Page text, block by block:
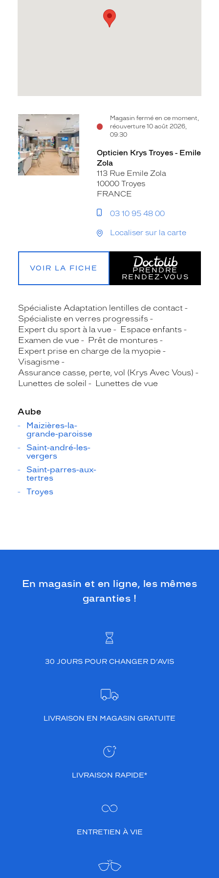
Magasin fermé en ce moment,
réouverture 10 août 2026,
09:30
Voir
la
fiche
Opticien Krys Troyes - Emile
Zola
113 Rue Emile Zola
10000 Troyes
FRANCE
03 10 95 48 00
Localiser sur la carte
VOIR LA FICHE
PRENDRE
RENDEZ‑VOUS
Spécialiste Adaptation lentilles de contact
Spécialiste en verres progressifs
Expert du sport à la vue
Espace enfants
Examen de vue
Prêt de montures
Expert prise en charge de la myopie
Visagisme
Assurance casse, perte, vol (Krys Avec Vous)
Lunettes de soleil
Lunettes de vue
Aube
Maizières-la-
grande-paroisse
Saint-andré-les-
vergers
Saint-parres-aux-
tertres
Troyes
En magasin et en ligne, les mêmes
garanties !
30 JOURS POUR CHANGER D’AVIS
LIVRAISON EN MAGASIN GRATUITE
LIVRAISON RAPIDE*
ENTRETIEN À VIE